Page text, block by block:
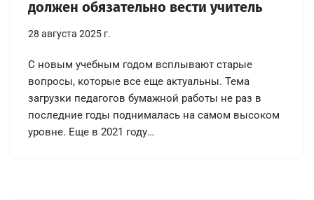
должен обязательно вести учитель
28 августа 2025 г.
С новым учебным годом всплывают старые
вопросы, которые все еще актуальны. Тема
загрузки педагогов бумажной работы не раз в
последние годы поднималась на самом высоком
уровне. Еще в 2021 году…